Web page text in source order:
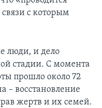
с которым
люди, и дело
стадии. С момента
прошло около 72
– восстановление
жертв и их семей.